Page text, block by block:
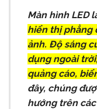
Màn hình LED
hiển thị phẳng
ảnh. Độ sáng
dụng ngoài
quảng cáo,
đây, chúng
hướng trên